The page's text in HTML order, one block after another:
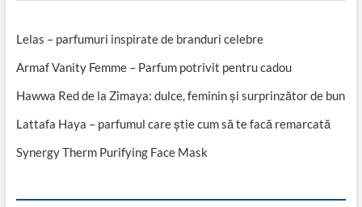
Lelas – parfumuri inspirate de branduri celebre
Armaf Vanity Femme – Parfum potrivit pentru cadou
Hawwa Red de la Zimaya: dulce, feminin și surprinzător de bun
Lattafa Haya – parfumul care știe cum să te facă remarcată
Synergy Therm Purifying Face Mask